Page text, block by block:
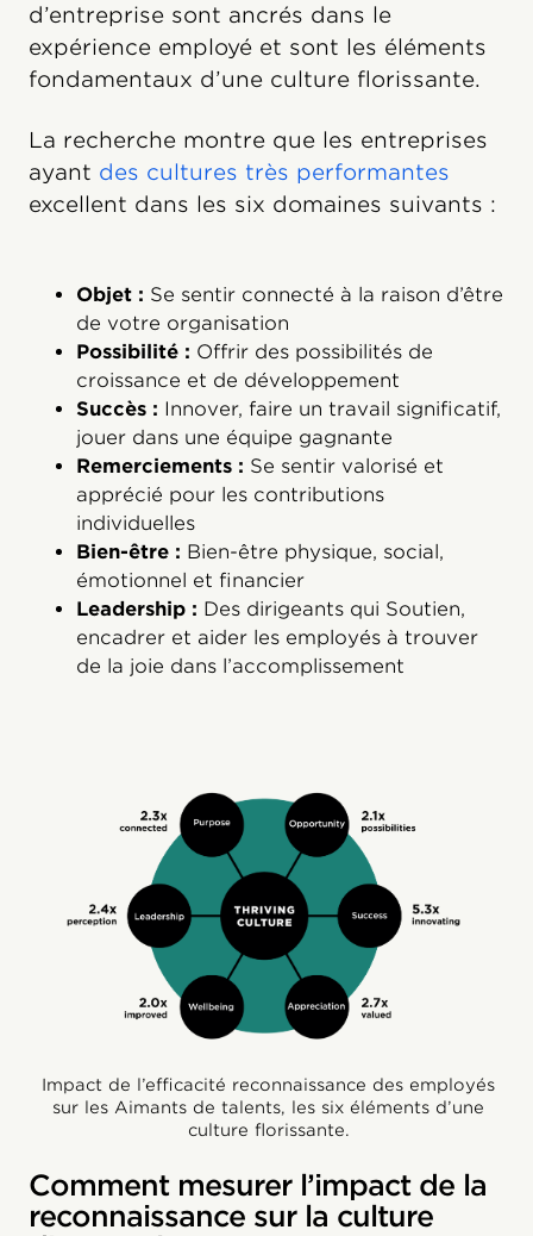
d’entreprise sont ancrés dans le
expérience employé et sont les éléments
fondamentaux d’une culture florissante.
La recherche montre que les entreprises
ayant des cultures très performantes
excellent dans les six domaines suivants :
Objet : Se sentir connecté à la raison d’être
de votre organisation
Possibilité : Offrir des possibilités de
croissance et de développement
Succès : Innover, faire un travail significatif,
jouer dans une équipe gagnante
Remerciements : Se sentir valorisé et
apprécié pour les contributions
individuelles
Bien-être : Bien-être physique, social,
émotionnel et financier
Leadership : Des dirigeants qui Soutien,
encadrer et aider les employés à trouver
de la joie dans l’accomplissement
Impact de l’efficacité reconnaissance des employés
sur les Aimants de talents, les six éléments d’une
culture florissante.
Comment mesurer l’impact de la
reconnaissance sur la culture